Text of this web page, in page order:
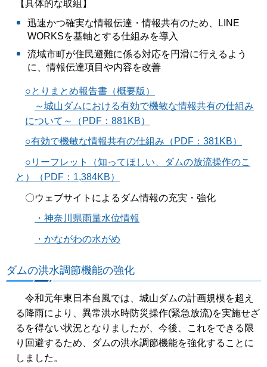
【具体的な取組】
迅速かつ確実な情報伝達・情報共有のため、LINE
WORKSを基軸とする仕組みを導入
流域市町が住民避難に係る対応を円滑に行えるよう
に、情報伝達項目や内容を改善
○とりまとめ報告書（概要版）
～城山ダムにおける有効で機敏な情報共有の仕組み
について～（PDF：881KB）
○有効で機敏な情報共有の仕組み（PDF：381KB）
○リーフレット（知ってほしい、ダムの放流操作のこ
と）（PDF：1,384KB）
〇ウェブサイトによるダム情報の充実・強化
・神奈川県雨量水位情報
・かながわの水がめ
ダムの洪水調節機能の強化
令和元年東日本台風では、城山ダムの計画規模を超え
る降雨により、異常洪水時防災操作(緊急放流)を実施せざ
るを得ない状況となりましたが、今後、これをできる限
り回避するため、ダムの洪水調節機能を強化することに
しました。